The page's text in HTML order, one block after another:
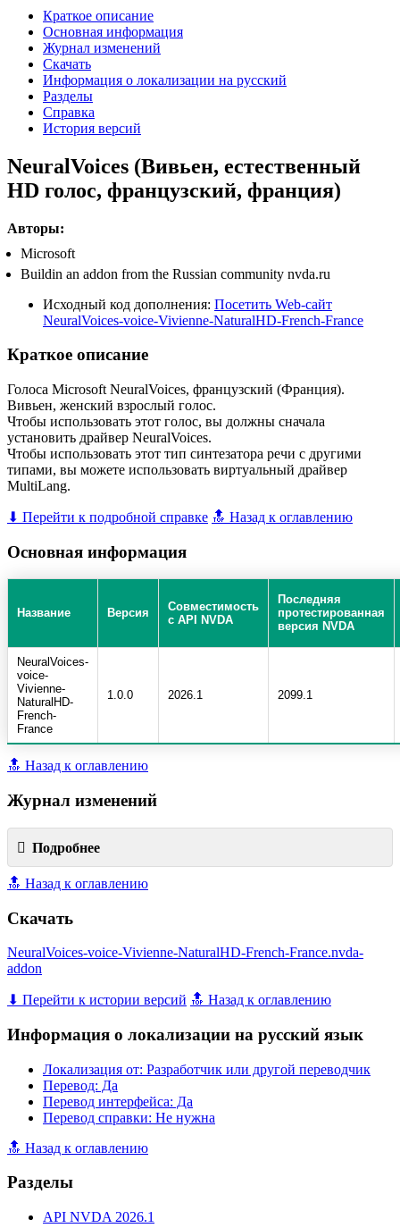
Краткое описание
Основная информация
Журнал изменений
Скачать
Информация о локализации на русский
Разделы
Справка
История версий
NeuralVoices (Вивьен, естественный
HD голос, французский, франция)
Авторы:
Microsoft
Buildin an addon from the Russian community nvda.ru
Исходный код дополнения: Посетить Web-сайт
NeuralVoices-voice-Vivienne-NaturalHD-French-France
Краткое описание
Голоса Microsoft NeuralVoices, французский (Франция).
Вивьен, женский взрослый голос.
Чтобы использовать этот голос, вы должны сначала
установить драйвер NeuralVoices.
Чтобы использовать этот тип синтезатора речи с другими
типами, вы можете использовать виртуальный драйвер
MultiLang.
⬇ Перейти к подробной справке 🔝 Назад к оглавлению
Основная информация
Название Версия
Совместимость
с API NVDA
Последняя
протестированная
версия NVDA
NeuralVoices-
voice-
Vivienne-
NaturalHD-
French-
France
1.0.0 2026.1 2099.1
🔝 Назад к оглавлению
Журнал изменений
Подробнее
🔝 Назад к оглавлению
Скачать
NeuralVoices-voice-Vivienne-NaturalHD-French-France.nvda-
addon
⬇ Перейти к истории версий 🔝 Назад к оглавлению
Информация о локализации на русский язык
Локализация от: Разработчик или другой переводчик
Перевод: Да
Перевод интерфейса: Да
Перевод справки: Не нужна
🔝 Назад к оглавлению
Разделы
API NVDA 2026.1